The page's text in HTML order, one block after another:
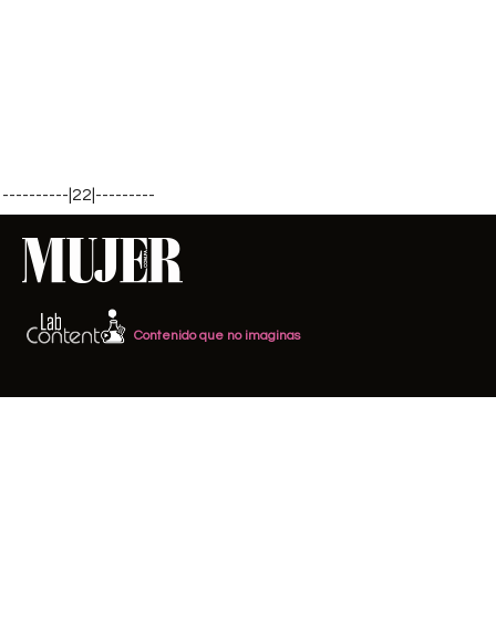
----------|22|---------
Contenido que no imaginas